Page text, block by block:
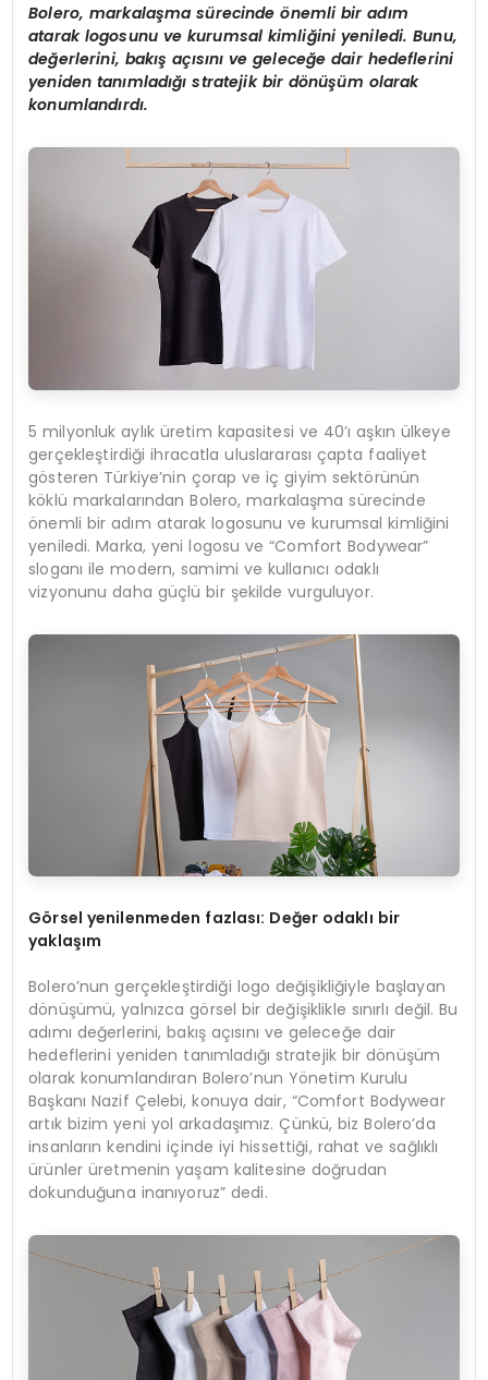
Bolero, markalaşma sürecindeönemli bir adım
atarak logosunu ve kurumsal kimliğini yeniledi. Bunu,
değerlerini, bakış açısını ve geleceğe dair hedeflerini
yeniden tanımladığı stratejik bir dönüşüm olarak
konumlandırdı.
5 milyonluk aylık üretim kapasitesi ve 40’ı aşkın ülkeye
gerçekleştirdiği ihracatla uluslararası çapta faaliyet
gösteren Türkiye’nin çorap ve iç giyim sektörünün
köklü markalarından Bolero, markalaşma sürecinde
önemli bir adım atarak logosunu ve kurumsal kimliğini
yeniledi. Marka, yeni logosu ve “Comfort Bodywear”
sloganı ile modern, samimi ve kullanıcı odaklı
vizyonunu daha güçlü bir şekilde vurguluyor.
Görsel yenilenmeden fazlası: Değer odaklı bir
yaklaşım
Bolero’nun gerçekleştirdiği logo değişikliğiyle başlayan
dönüşümü, yalnızca görsel bir değişiklikle sınırlı değil. Bu
adımı değerlerini, bakış açısını ve geleceğe dair
hedeflerini yeniden tanımladığı stratejik bir dönüşüm
olarak konumlandıran Bolero’nun Yönetim Kurulu
Başkanı Nazif Çelebi, konuya dair, “Comfort Bodywear
artık bizim yeni yol arkadaşımız. Çünkü, biz Bolero’da
insanların kendini içinde iyi hissettiği, rahat ve sağlıklı
ürünler üretmenin yaşam kalitesine doğrudan
dokunduğuna inanıyoruz” dedi.